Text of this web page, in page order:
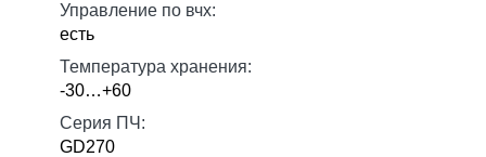
Управление по вчх:
есть
Температура хранения:
-30…+60
Серия ПЧ:
GD270